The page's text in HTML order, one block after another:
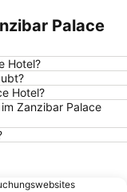
Palace
Hotel?
Hotel?
Zanzibar Palace